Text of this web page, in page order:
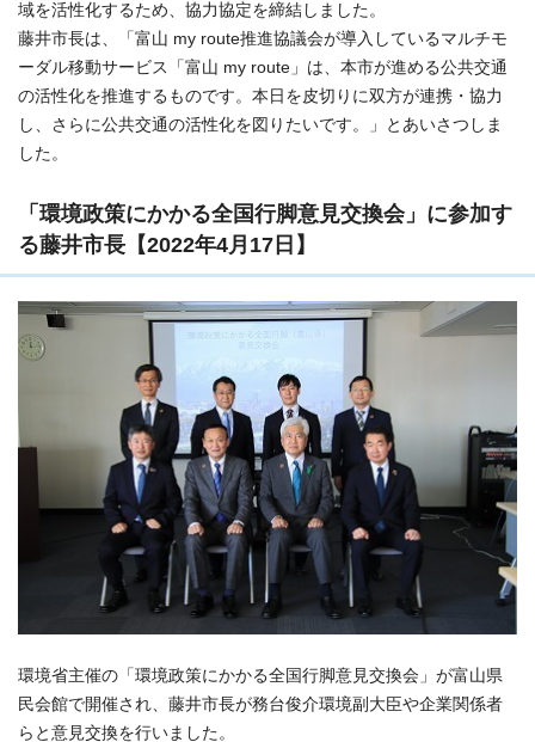
域を活性化するため、協力協定を締結しました。
藤井市長は、「富山 my route推進協議会が導入しているマルチモ
ーダル移動サービス「富山 my route」は、本市が進める公共交通
の活性化を推進するものです。本日を皮切りに双方が連携・協力
し、さらに公共交通の活性化を図りたいです。」とあいさつしま
した。
「環境政策にかかる全国行脚意見交換会」に参加す
る藤井市長【2022年4月17日】
環境省主催の「環境政策にかかる全国行脚意見交換会」が富山県
民会館で開催され、藤井市長が務台俊介環境副大臣や企業関係者
らと意見交換を行いました。